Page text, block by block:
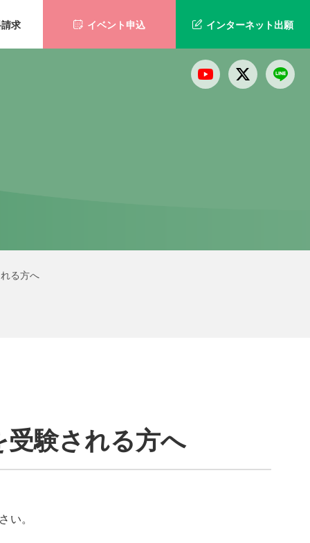
求 イベント申込 インターネット出願
る方へ
験される方へ
。